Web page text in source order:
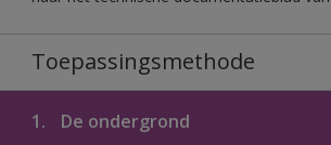
Toepassingsmethode
1. De ondergrond